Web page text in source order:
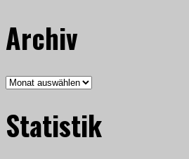
Archiv
Archiv
Statistik